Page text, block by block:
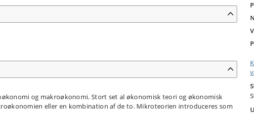
og makroøkonomi. Stort set al økonomisk teori og økonomisk
eller en kombination af de to. Mikroteorien introduceres som